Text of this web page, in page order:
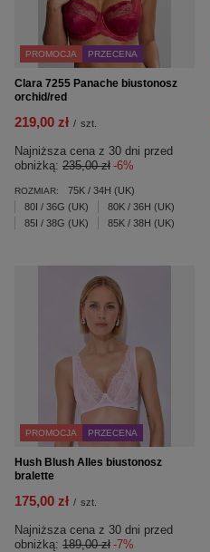
PROMOCJA PRZECENA
Clara 7255 Panache biustonosz
orchid/red
219,00 zł / szt.
Najniższa cena z 30 dni przed
obniżką: 235,00 zł -6%
ROZMIAR:
75K / 34H (UK)
80I / 36G (UK)
80K / 36H (UK)
85I / 38G (UK)
85K / 38H (UK)
PROMOCJA PRZECENA
Hush Blush Alles biustonosz
bralette
175,00 zł / szt.
Najniższa cena z 30 dni przed
obniżką: 189,00 zł -7%